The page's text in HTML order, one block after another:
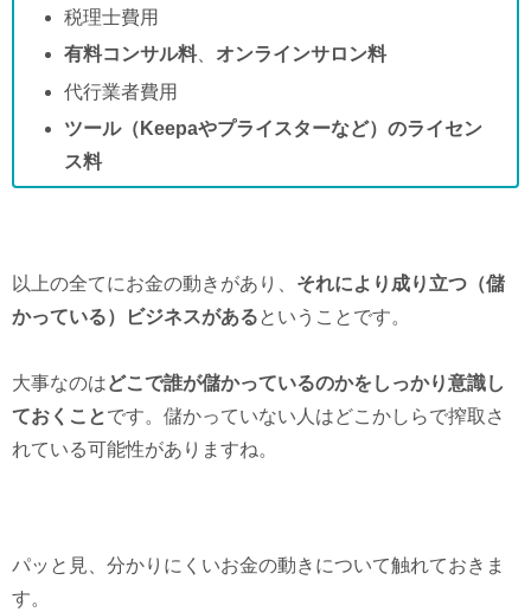
税理士費用
有料コンサル料、 オンラインサロン料
代行業者費用
ツール（Keepaやプライスターなど）のライセン
ス料
以上の全てにお金の動きがあり、 それにより成り立つ（儲
かっている）ビジネスがあるということです。
大事なのはどこで誰が儲かっているのかをしっかり意識し
ておくことです。儲かっていない人はどこかしらで搾取さ
れている可能性がありますね。
パッと見、分かりにくいお金の動きについて触れておきま
す。